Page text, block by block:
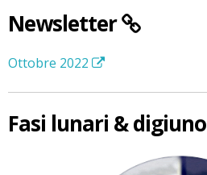
Newsletter
Ottobre 2022
Fasi lunari & digiuno